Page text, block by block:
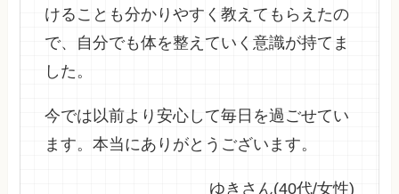
けることも分かりやすく教えてもらえたの
で、自分でも体を整えていく意識が持てま
した。
今では以前より安心して毎日を過ごせてい
ます。本当にありがとうございます。
ゆきさん(40代/女性)